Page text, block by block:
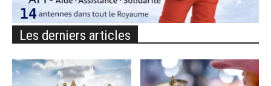
Les derniers articles